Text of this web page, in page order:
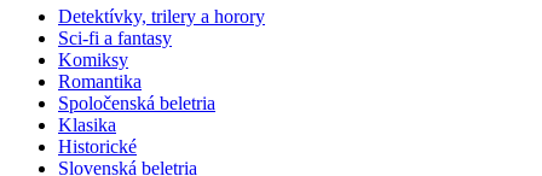
Detektívky, trilery a horory
Sci-fi a fantasy
Komiksy
Romantika
Spoločenská beletria
Klasika
Historické
Slovenská beletria